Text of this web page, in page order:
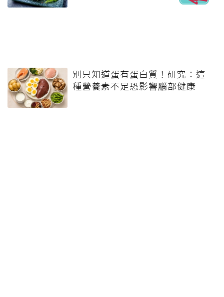
別只知道蛋有蛋白質！研究：這
種營養素不足恐影響腦部健康